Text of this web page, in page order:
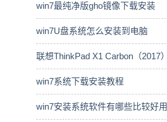
win7最纯净版gho镜像下载安装
win7U盘系统怎么安装到电脑
win7系统下载安装教程
win7安装系统软件有哪些比较好用